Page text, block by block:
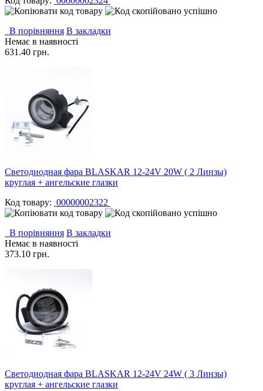
В порівняння В закладки
Немає в наявності
631.40 грн.
Светодиодная фара BLASKAR 12-24V 20W ( 2 Линзы)
круглая + ангельские глазки
Код товару: 00000002322
В порівняння В закладки
Немає в наявності
373.10 грн.
Светодиодная фара BLASKAR 12-24V 24W ( 3 Линзы)
круглая + ангельские глазки